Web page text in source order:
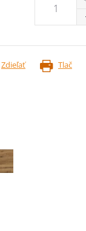
Tlač
Zdieľať